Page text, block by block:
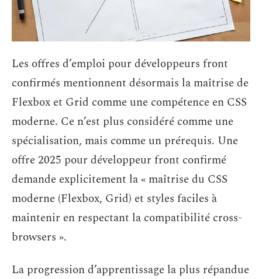
Les offres d’emploi pour développeurs front
confirmés mentionnent désormais la maîtrise de
Flexbox et Grid comme une compétence en CSS
moderne. Ce n’est plus considéré comme une
spécialisation, mais comme un prérequis. Une
offre 2025 pour développeur front confirmé
demande explicitement la « maîtrise du CSS
moderne (Flexbox, Grid) et styles faciles à
maintenir en respectant la compatibilité cross-
browsers ».
La progression d’apprentissage la plus répandue